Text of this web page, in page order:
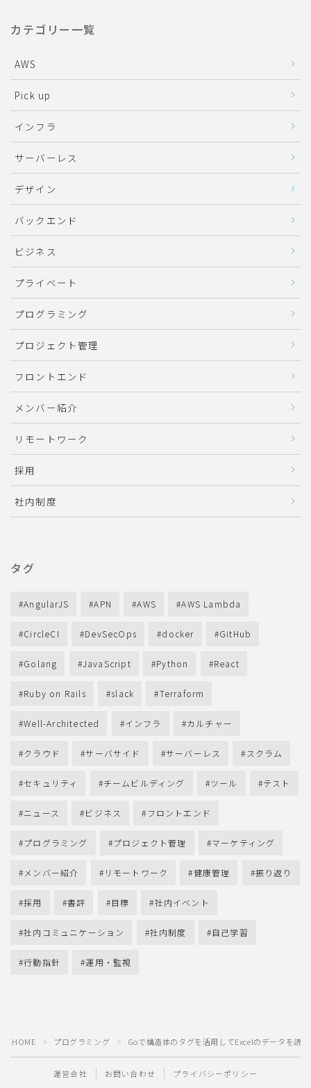
カテゴリー一覧
AWS
Pick up
インフラ
サーバーレス
デザイン
バックエンド
ビジネス
プライベート
プログラミング
プロジェクト管理
フロントエンド
メンバー紹介
リモートワーク
採用
社内制度
タグ
AngularJS APN AWS AWS Lambda
CircleCI DevSecOps docker GitHub
Golang JavaScript Python React
Ruby on Rails slack Terraform
Well-Architected インフラ カルチャー
クラウド サーバサイド サーバーレス スクラム
セキュリティ チームビルディング ツール テスト
ニュース ビジネス フロントエンド
プログラミング プロジェクト管理 マーケティング
メンバー紹介 リモートワーク 健康管理 振り返り
採用 書評 目標 社内イベント
社内コミュニケーション 社内制度 自己学習
行動指針 運用・監視
HOME ＞ プログラミング ＞ Goで構造体のタグを活用してExcelのデータを読
運営会社 お問い合わせ プライバシーポリシー